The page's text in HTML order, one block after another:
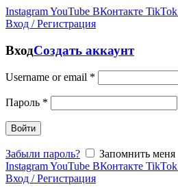
InstagramYouTube ВКонтакте TikTok
Вход / Регистрация
ВходСоздать аккаунт
Username or email *
Пароль *
Войти
Забыли пароль?
Запомнить меня
InstagramYouTube ВКонтакте TikTok
Вход / Регистрация